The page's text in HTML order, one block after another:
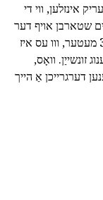
אינזלען, ווי די
שטארבן אויף דער
ערד. די אָפּטימאַל טיפקייַט פֿאַר זיי - וועגן 30-10 מעטער, ווו עס איז
זונשייַן. וואָס,
דערגרייכן אַ הייך